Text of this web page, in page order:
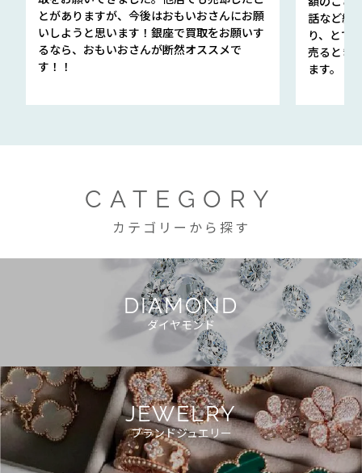
とがありますが、今後はおもいおさんにお願
いしようと思います！銀座で買取をお願いす
るなら、おもいおさんが断然オススメで
す！！
話など細
り、とて
売るとき
ます。
CATEGORY
カテゴリーから探す
DIAMOND
ダイヤモンド
JEWELRY
ブランドジュエリー